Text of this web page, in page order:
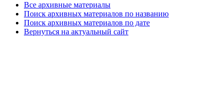
Все архивные материалы
Поиск архивных материалов по названию
Поиск архивных материалов по дате
Вернуться на актуальный сайт